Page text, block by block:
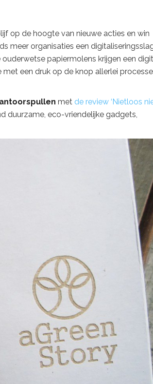
op de hoogte van nieuwe acties en win
meer organisaties een
papiermolens krijgen een
een druk op de knop allerlei
met de review ‘Nietloos
duurzame, eco-vriendelijke gadgets,